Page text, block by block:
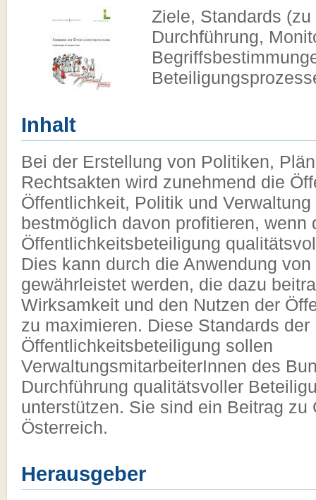
Ziele, Standards
Durchführung,
Inhalt
Bei der Erstellung von Politiken,
Rechtsakten wird zunehmend die
Öffentlichkeit, Politik und
bestmöglich davon profitieren, wenn
Öffentlichkeitsbeteiligung
Dies kann durch die Anwendung
gewährleistet werden, die dazu
Wirksamkeit und den Nutzen der
zu maximieren. Diese Standards der
Öffentlichkeitsbeteiligung sollen
VerwaltungsmitarbeiterInnen des
Durchführung qualitätsvoller
unterstützen. Sie sind ein Beitrag zu
Österreich.
Herausgeber